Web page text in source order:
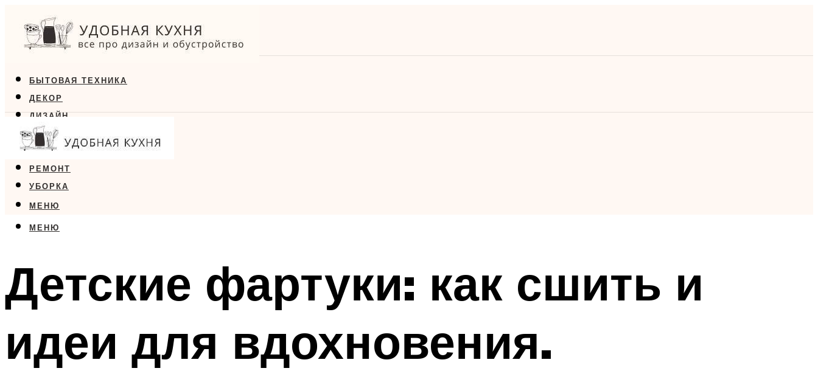
БЫТОВАЯ ТЕХНИКА
ДЕКОР
ДИЗАЙН
ЕДА
МЕБЕЛЬ
РЕМОНТ
УБОРКА
МЕНЮ
МЕНЮ
Детские фартуки: как сшить и
идеи для вдохновения.